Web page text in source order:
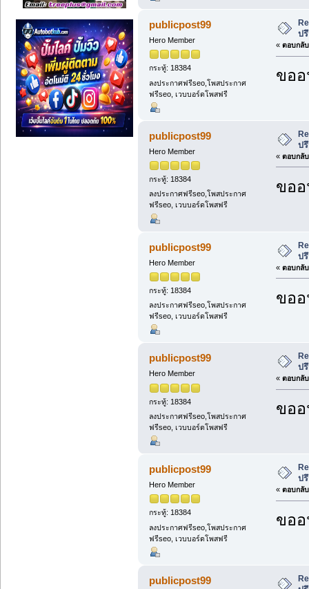
publicpost99
Hero Member
กระทู้: 18384
ลงประกาศฟรีseo,โพสประกาศ
ฟรีseo, เวบบอร์ดโพสฟรี
ป
« ตอบกลั
ขอ
publicpost99
Hero Member
กระทู้: 18384
ลงประกาศฟรีseo,โพสประกาศ
ฟรีseo, เวบบอร์ดโพสฟรี
ป
« ตอบกลั
ขอ
publicpost99
Hero Member
กระทู้: 18384
ลงประกาศฟรีseo,โพสประกาศ
ฟรีseo, เวบบอร์ดโพสฟรี
ป
« ตอบกลั
ขอ
publicpost99
Hero Member
กระทู้: 18384
ลงประกาศฟรีseo,โพสประกาศ
ฟรีseo, เวบบอร์ดโพสฟรี
ป
« ตอบกลั
ขอ
publicpost99
Hero Member
กระทู้: 18384
ลงประกาศฟรีseo,โพสประกาศ
ฟรีseo, เวบบอร์ดโพสฟรี
ป
« ตอบกลั
ขอ
publicpost99